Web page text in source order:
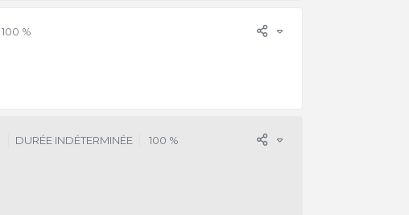
100 %
DURÉE INDÉTERMINÉE 100 %